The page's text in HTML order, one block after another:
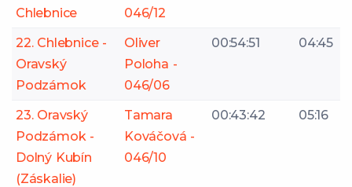
Chlebnice
046/12
22. Chlebnice -
Oravský
Podzámok
Oliver
Poloha -
046/06
00:54:51 04:45
23. Oravský
Podzámok -
Dolný Kubín
(Záskalie)
Tamara
Kováčová -
046/10
00:43:42 05:16